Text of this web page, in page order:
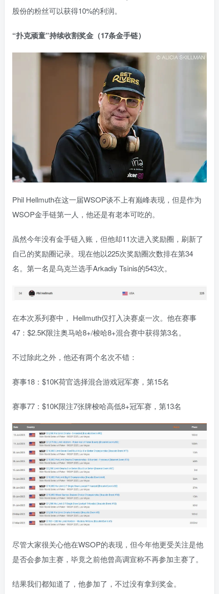
股份的粉丝可以获得10%的利润。
“扑克顽童”持续收割奖金（17条金手链）
Phil Hellmuth在这一届WSOP谈不上有巅峰表现，但是作为
WSOP金手链第一人，他还是有老本可吃的。
虽然今年没有金手链入账，但他却11次进入奖励圈，刷新了
自己的奖励圈记录。现在他以225次奖励圈次数排在第34
名。第一名是乌克兰选手Arkadiy Tsinis的543次。
在本次系列赛中， Hellmuth仅打入决赛桌一次。他在赛事
47：$2.5K限注奥马哈8+/梭哈8+混合赛中获得第3名。
不过除此之外，他还有两个名次不错：
赛事18：$10K荷官选择混合游戏冠军赛，第15名
赛事77：$10K限注7张牌梭哈高低8+冠军赛，第13名
尽管大家很关心他在WSOP的表现，但今年他更受关注是他
是否会参加主赛，毕竟之前他曾高调宣称不再参加主赛了。
结果我们都知道了，他参加了，不过没有拿到奖金。